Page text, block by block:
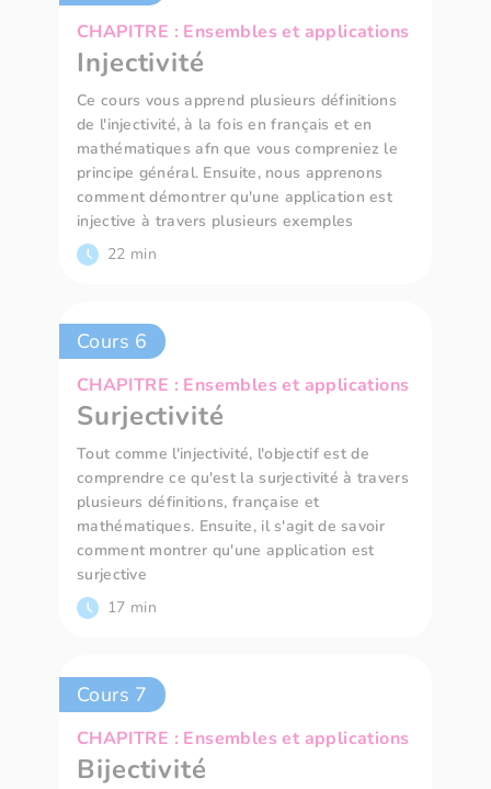
CHAPITRE : Ensembles et applications
Injectivité
Ce cours vous apprend plusieurs définitions
de l'injectivité, à la fois en français et en
mathématiques afn que vous compreniez le
principe général. Ensuite, nous apprenons
comment démontrer qu'une application est
injective à travers plusieurs exemples
22 min
Cours 6
CHAPITRE : Ensembles et applications
Surjectivité
Tout comme l'injectivité, l'objectif est de
comprendre ce qu'est la surjectivité à travers
plusieurs définitions, française et
mathématiques. Ensuite, il s'agit de savoir
comment montrer qu'une application est
surjective
17 min
Cours 7
CHAPITRE : Ensembles et applications
Bijectivité